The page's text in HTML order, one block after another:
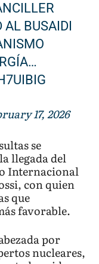
BUSAIDI
17, 2026
se
llegada del
Internacional
con quien
que
favorable.
por
nucleares,